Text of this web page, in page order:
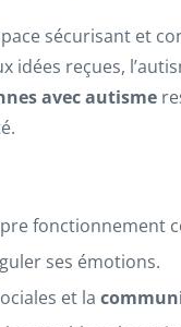
sécurisant et
reçues,
avec autisme
fonctionnement
ses émotions.
et la